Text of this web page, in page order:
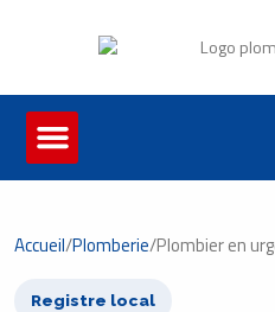
Accueil/Plomberie/Plombier en
Registre local